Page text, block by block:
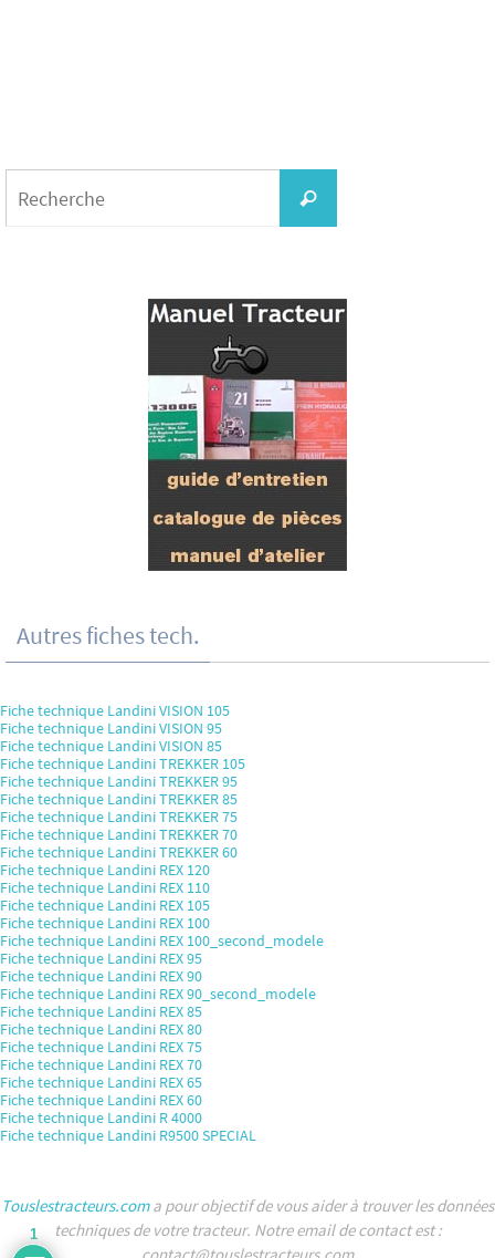
Recherche
Autres fiches tech.
Fiche technique Landini VISION 105
Fiche technique Landini VISION 95
Fiche technique Landini VISION 85
Fiche technique Landini TREKKER 105
Fiche technique Landini TREKKER 95
Fiche technique Landini TREKKER 85
Fiche technique Landini TREKKER 75
Fiche technique Landini TREKKER 70
Fiche technique Landini TREKKER 60
Fiche technique Landini REX 120
Fiche technique Landini REX 110
Fiche technique Landini REX 105
Fiche technique Landini REX 100
Fiche technique Landini REX 100_second_modele
Fiche technique Landini REX 95
Fiche technique Landini REX 90
Fiche technique Landini REX 90_second_modele
Fiche technique Landini REX 85
Fiche technique Landini REX 80
Fiche technique Landini REX 75
Fiche technique Landini REX 70
Fiche technique Landini REX 65
Fiche technique Landini REX 60
Fiche technique Landini R 4000
Fiche technique Landini R9500 SPECIAL
Touslestracteurs.coma pour objectif de vous aider à trouver les données
techniques de votre tracteur. Notre email de contact est :
1